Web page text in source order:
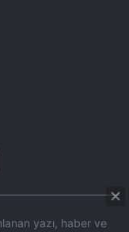
yazı, haber ve